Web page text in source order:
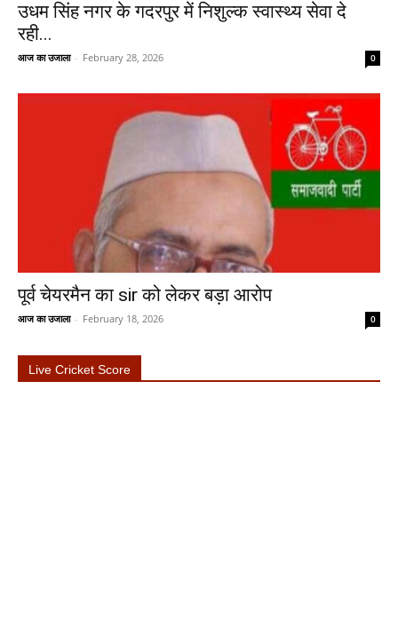
उधम सिंह नगर के गदरपुर में निशुल्क स्वास्थ्य सेवा दे
रही...
आज का उजाला - February 28, 2026 0
पूर्व चेयरमैन का sir को लेकर बड़ा आरोप
आज का उजाला - February 18, 2026 0
Live Cricket Score